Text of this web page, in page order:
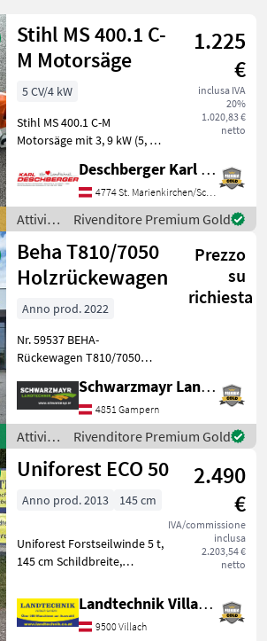
Stihl MS 400.1 C-
M Motorsäge
1.225
€
inclusa IVA
20%
1.020,83 €
netto
5 CV/4 kW
Stihl MS 400.1 C-M
Motorsäge mit 3, 9 kW (5, 3
Hubraum: 62, 6 cm³ und 45
cm Schwert. Ihr
Ansprechpartner - Hr.
Pöcherstorfer Manuel Tipo
d
Deschberger Karl Landtechnik GesmbH & Co KG
4774 St. Marienkirchen/Schärding
Attività
forestali
e
lavorazione
del
legno /
Rivenditore Premium Gold
Beha T810/7050
Holzrückewagen
Prezzo
su
richiesta
Anno prod. 2022
Nr. 59537 BEHA-
Rückewagen T810/7050
guter Zustand -zul.
Gesamtgewicht 8t -mit 10
Rungenhalter mit Zugösen
-mit 8 Rungen -mit Bele
Schwarzmayr Landtechnik GmbH - Gampern
4851 Gampern
Attività
forestali
e
del
Beha
Rivenditore Premium Gold
Uniforest ECO 50
2.490
€
IVA/commissione
inclusa
2.203,54 €
netto
Anno prod. 2013 145 cm
Uniforest Forstseilwinde 5 t,
145 cm Schildbreite,
Schutzgitter,
Motorsägenhalter,
Seileinlaufrolle unten
Landtechnik Villach GmbH
9500 Villach